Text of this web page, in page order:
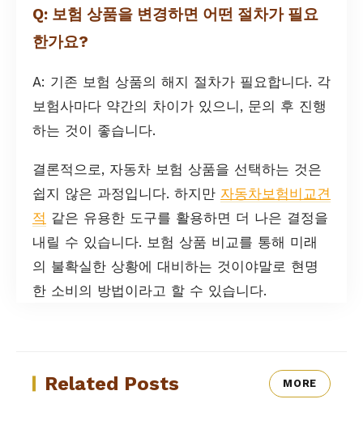
Q: 보험 상품을 변경하면 어떤 절차가 필요
한가요?
A: 기존 보험 상품의 해지 절차가 필요합니다. 각
보험사마다 약간의 차이가 있으니, 문의 후 진행
하는 것이 좋습니다.
결론적으로, 자동차 보험 상품을 선택하는 것은
쉽지 않은 과정입니다. 하지만 자동차보험비교견
적 같은 유용한 도구를 활용하면 더 나은 결정을
내릴 수 있습니다. 보험 상품 비교를 통해 미래
의 불확실한 상황에 대비하는 것이야말로 현명
한 소비의 방법이라고 할 수 있습니다.
Related Posts MORE